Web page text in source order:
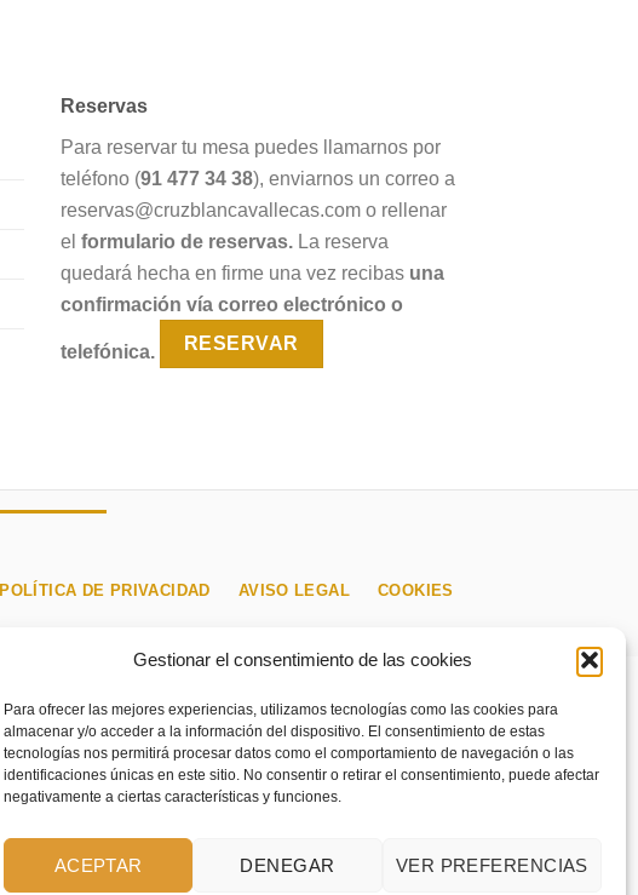
Gestionar el consentimiento de las cookies
Para ofrecer las mejores experiencias, utilizamos tecnologías como las cookies para
almacenar y/o acceder a la información del dispositivo. El consentimiento de estas
tecnologías nos permitirá procesar datos como el comportamiento de navegación o las
identificaciones únicas en este sitio. No consentir o retirar el consentimiento, puede afectar
negativamente a ciertas características y funciones.
ACEPTAR DENEGAR VER PREFERENCIAS
Reservas
Para reservar tu mesa puedes llamarnos por
teléfono (91 477 34 38), enviarnos un correo a
reservas@cruzblancavallecas.com o rellenar
el formulario de reservas. La reserva
quedará hecha en firme una vez recibas una
confirmación vía correo electrónico o
telefónica. RESERVAR
POLÍTICA DE PRIVACIDAD AVISO LEGAL COOKIES